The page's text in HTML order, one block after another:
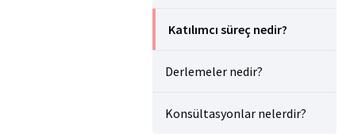
Katılımcı süreç nedir?
Derlemeler nedir?
Konsültasyonlar nelerdir?